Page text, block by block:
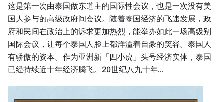
这是第一次由泰国做东道主的国际性会议，也是一次没有美
国人参与的高级政府间会议。随着泰国经济的飞速发展，政
府和民间在政治上的诉求更加热烈，能举办如此一场高级别
国际会议，让每个泰国人脸上都洋溢着自豪的笑容。泰国人
有骄傲的资本。作为亚洲新「四小虎」头号经济实体，泰国
已经持续近十年经济腾飞。20世纪八九十年...